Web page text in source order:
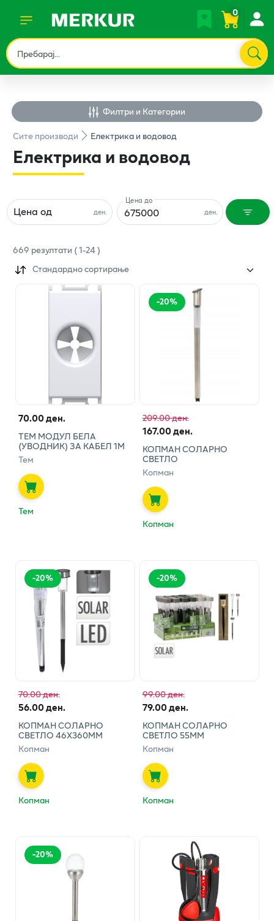
0
Филтри и Категории
Ситепроизводи Електрика и водовод
Електрика и водовод
ден.
Цена од ден.
Цена до
669 резултати (1-24)
Стандардно сортирање
70.00 ден.
ТЕМ МОДУЛ БЕЛА
(УВОДНИК) ЗА КАБЕЛ 1М
Тем
Тем
-20%
209.00 ден.
167.00 ден.
КОПМАН СОЛАРНО
СВЕТЛО
Копман
Копман
-20%
70.00 ден.
56.00 ден.
КОПМАН СОЛАРНО
СВЕТЛО 46Х360ММ
Копман
Копман
-20%
99.00 ден.
79.00 ден.
КОПМАН СОЛАРНО
СВЕТЛО 55ММ
Копман
Копман
-20%